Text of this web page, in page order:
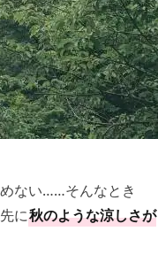
ない……そんなとき
に秋のような涼しさが